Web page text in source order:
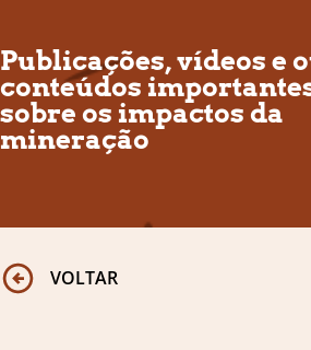
Publicações, vídeos e
conteúdos
sobre os impactos da
mineração
VOLTAR